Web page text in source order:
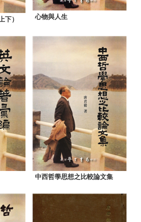
下） 心物與人生
中西哲學思想之比較論文集